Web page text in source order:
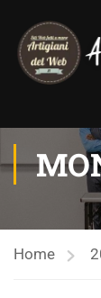
Home